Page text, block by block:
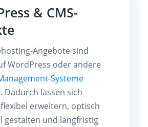
& CMS-
Angebote sind
WordPress oder andere
Systeme
Dadurch lassen sich
erweitern, optisch
gestalten und langfristig